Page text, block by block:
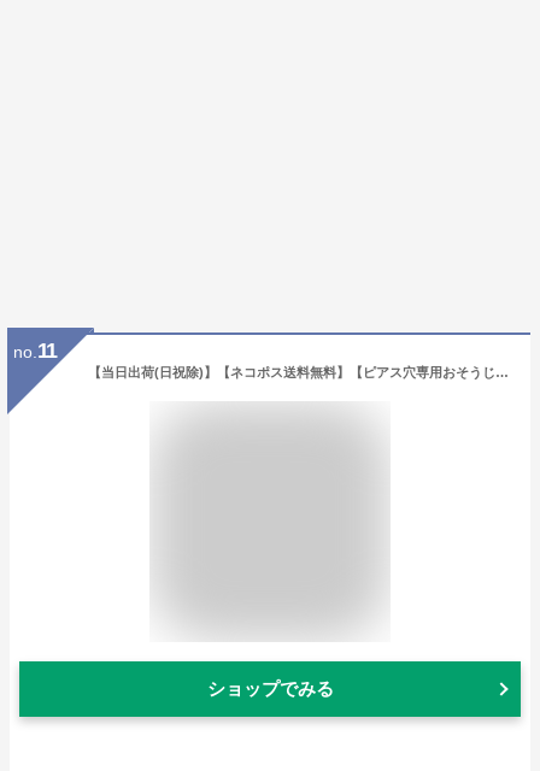
no. 11
【当日出荷(日祝除)】【ネコポス送料無料】【ピアス穴専用おそうじフロス】ワンダーワークス ピアフロス つめかえ用フロス 60本入x3個セット (PIAFLOSS)【smtb-s】
ショップでみる